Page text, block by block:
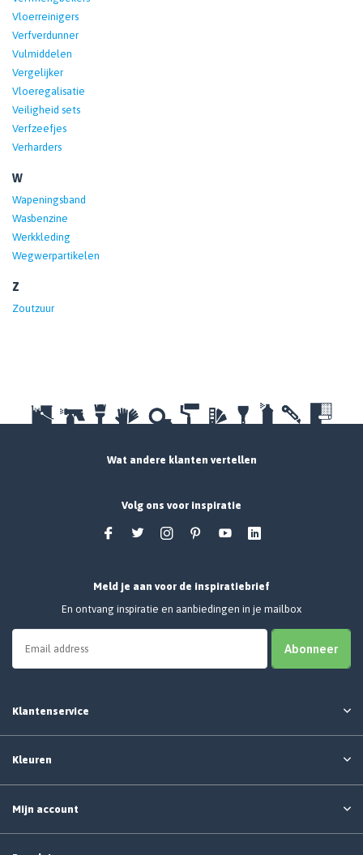
Vloerreinigers
Verfverdunner
Vulmiddelen
Vergelijker
Vloeregalisatie
Veiligheid sets
Verfzeefjes
Verharders
W
Wapeningsband
Wasbenzine
Werkkleding
Wegwerpartikelen
Z
Zoutzuur
Wat andere klanten vertellen
Volg ons voor inspiratie
Meld je aan voor de inspiratiebrief
En ontvang inspiratie en aanbiedingen in je mailbox
Abonneer
Klantenservice
Kleuren
Mijn account